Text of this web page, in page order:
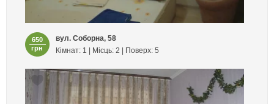
650
грн
вул. Соборна, 58
Кімнат: 1 | Місць: 2 | Поверх: 5